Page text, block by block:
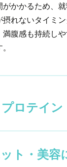
がかかるため、
摂れないタイミ
満腹感も持続し
ロテイン
ト・美容